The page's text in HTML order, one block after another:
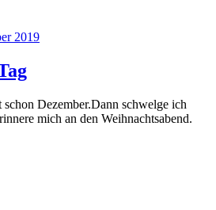
2019
Dezember.Dann schwelge ich
mich an den Weihnachtsabend.